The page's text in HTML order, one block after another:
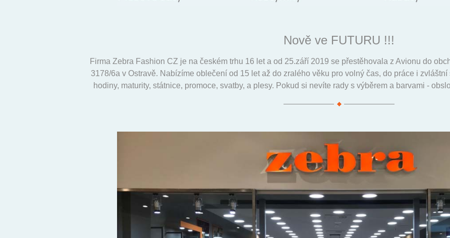
Nově ve FUTURU !!!
Firma Zebra Fashion CZ je na českém trhu 16 let a od 25.září 2019 se přestěhovala z Avionu do
3178/6a v Ostravě. Nabízíme oblečení od 15 let až do zralého věku pro volný čas, do práce i
hodiny, maturity, státnice, promoce, svatby, a plesy. Pokud si nevíte rady s výběrem a barvami -